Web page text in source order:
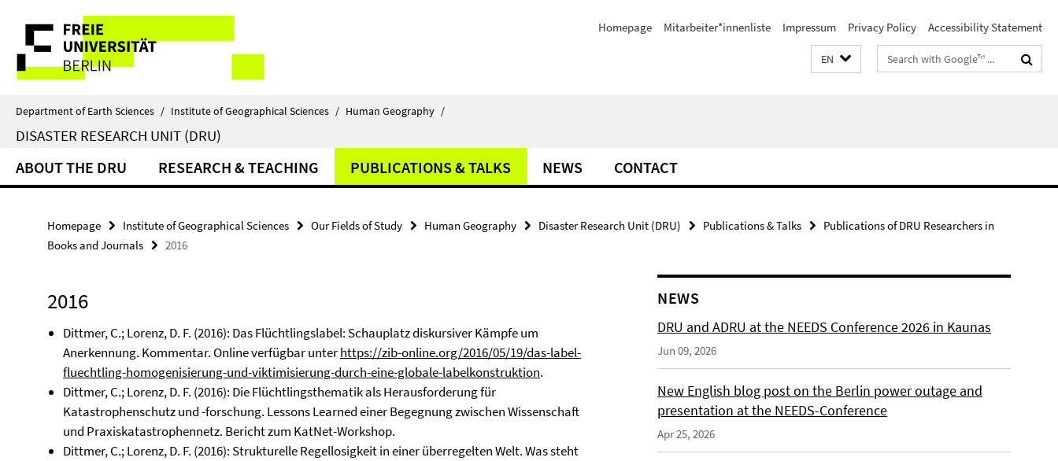
direkt
Inhalt
Service
Navigation
Homepage Mitarbeiter*innenliste Impressum Privacy Policy Accessibility Statement
EN
Search
terms
Department of Earth Sciences / Institute of Geographical Sciences / Human Geography /
DISASTER RESEARCH UNIT (DRU)
ABOUT THE DRU RESEARCH & TEACHING PUBLICATIONS & TALKS NEWS CONTACT
Homepage Institute of Geographical Sciences Our Fields of Study Human Geography Disaster Research Unit (DRU) Publications & Talks
Publications of DRU Researchers in
Books and Journals
2016
2016
Dittmer, C.; Lorenz, D. F. (2016): Das Flüchtlingslabel: Schauplatz diskursiver Kämpfe um
Anerkennung. Kommentar. Online verfügbar unterhttps://zib-online.org/2016/05/19/das-label-
fluechtling-homogenisierung-und-viktimisierung-durch-eine-globale-labelkonstruktion.
Dittmer, C.; Lorenz, D. F. (2016): Die Flüchtlingsthematik als Herausforderung für
Katastrophenschutz und -forschung. Lessons Learned einer Begegnung zwischen Wissenschaft
und Praxiskatastrophennetz. Bericht zum KatNet-Workshop.
Dittmer, C.; Lorenz, D. F. (2016): Strukturelle Regellosigkeit in einer überregelten Welt. Was steht
NEWS
DRU and ADRU at the NEEDS Conference 2026 in Kaunas
Jun 09, 2026
New English blog post on the Berlin power outage and
presentation at the NEEDS-Conference
Apr 25, 2026